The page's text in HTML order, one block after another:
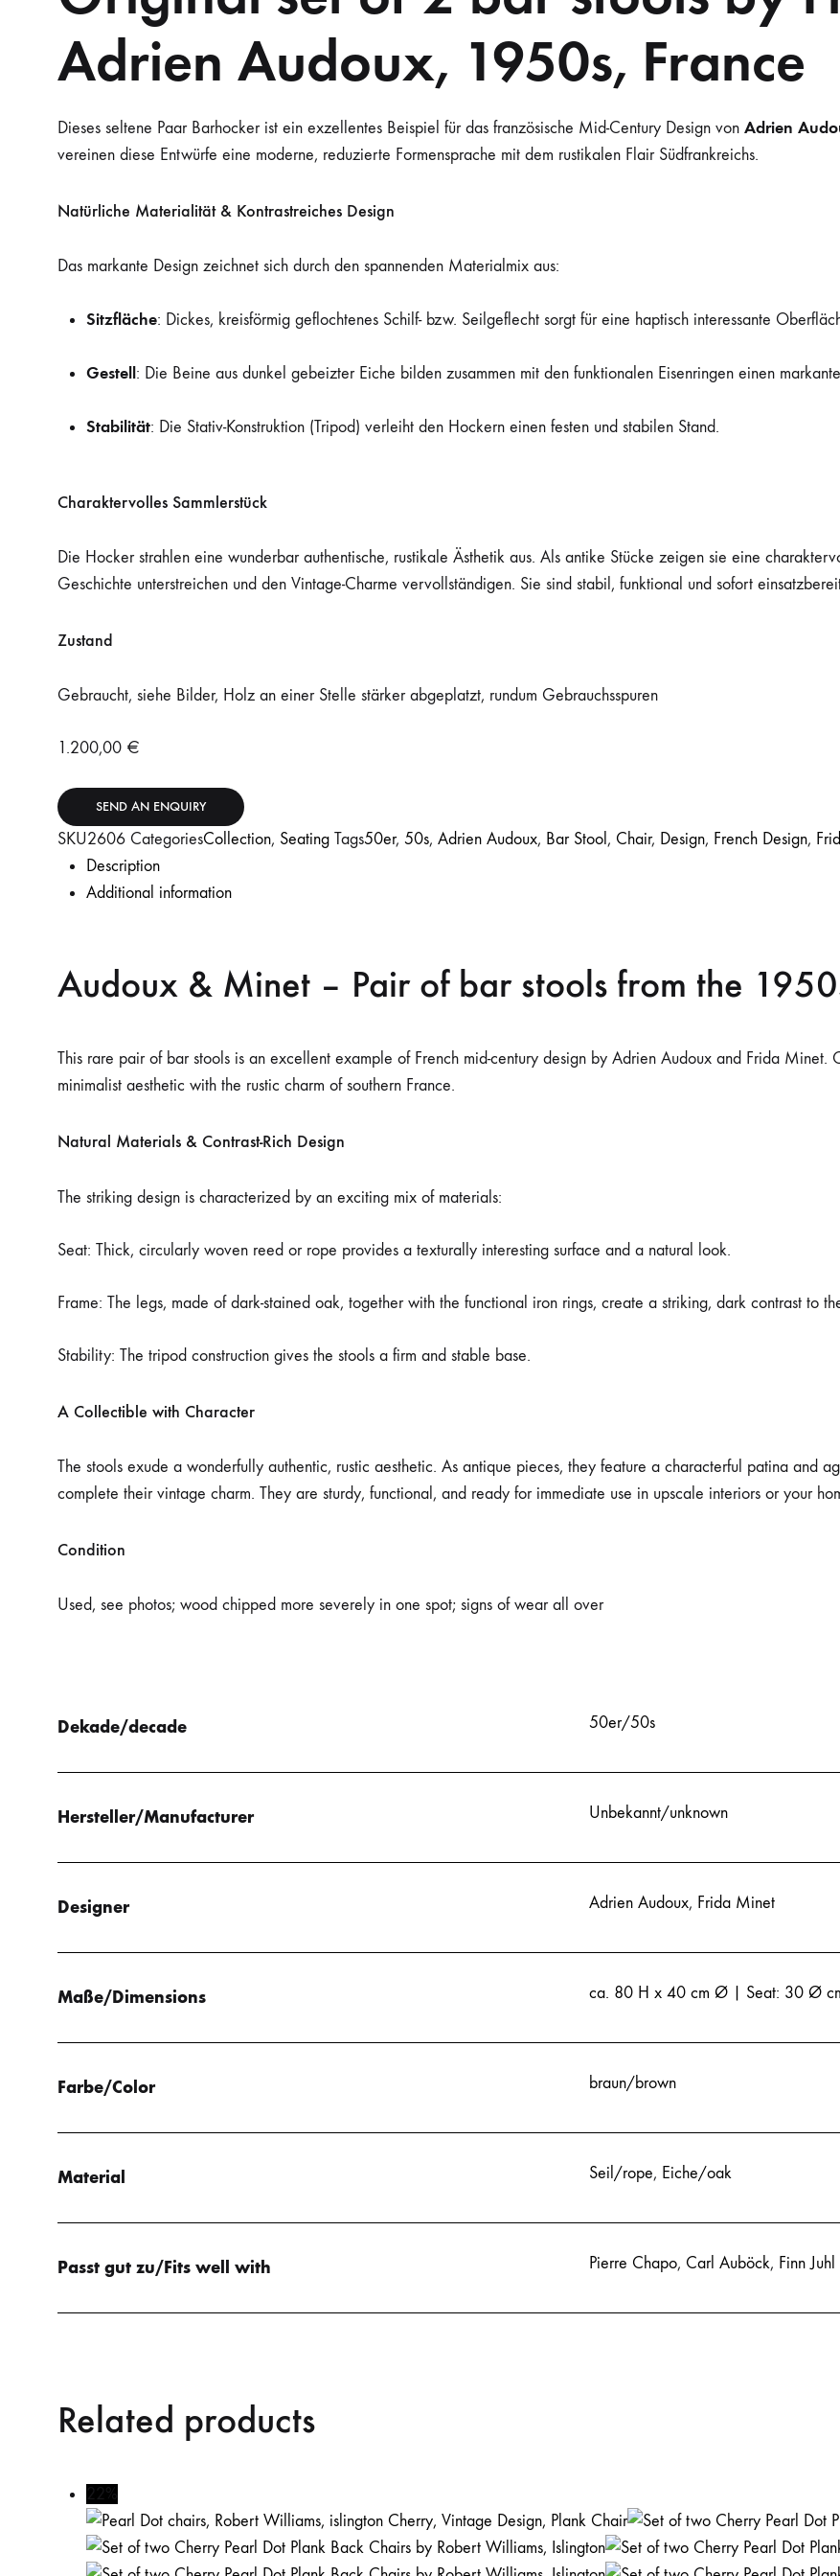
Adrien Audoux, 1950s, France
Dieses seltene Paar Barhocker ist ein exzellentes Beispiel für das französische Mid-Century Design von Adrien
vereinen diese Entwürfe eine moderne, reduzierte Formensprache mit dem rustikalen Flair Südfrankreichs.
Natürliche Materialität & Kontrastreiches Design
Das markante Design zeichnet sich durch den spannenden Materialmix aus:
Sitzfläche: Dickes, kreisförmig geflochtenes Schilf- bzw. Seilgeflecht sorgt für eine haptisch interessante
Gestell: Die Beine aus dunkel gebeizter Eiche bilden zusammen mit den funktionalen Eisenringen einen
Stabilität: Die Stativ-Konstruktion (Tripod) verleiht den Hockern einen festen und stabilen Stand.
Charaktervolles Sammlerstück
Die Hocker strahlen eine wunderbar authentische, rustikale Ästhetik aus. Als antike Stücke zeigen sie eine
Geschichte unterstreichen und den Vintage-Charme vervollständigen. Sie sind stabil, funktional und sofort
Zustand
Gebraucht, siehe Bilder, Holz an einer Stelle stärker abgeplatzt, rundum Gebrauchsspuren
1.200,00 €
SEND AN ENQUIRY
SKU2606 CategoriesCollection, Seating Tags50er, 50s, Adrien Audoux, Bar Stool, Chair, Design, French Design,
Description
Additional information
Audoux & Minet – Pair of bar stools from the
This rare pair of bar stools is an excellent example of French mid-century design by Adrien Audoux and Frida Minet.
minimalist aesthetic with the rustic charm of southern France.
Natural Materials & Contrast-Rich Design
The striking design is characterized by an exciting mix of materials:
Seat: Thick, circularly woven reed or rope provides a texturally interesting surface and a natural look.
Frame: The legs, made of dark-stained oak, together with the functional iron rings, create a striking, dark contrast to
Stability: The tripod construction gives the stools a firm and stable base.
A Collectible with Character
The stools exude a wonderfully authentic, rustic aesthetic. As antique pieces, they feature a characterful patina and
complete their vintage charm. They are sturdy, functional, and ready for immediate use in upscale interiors or your
Condition
Used, see photos; wood chipped more severely in one spot; signs of wear all over
Dekade/decade 50er/50s
Hersteller/Manufacturer Unbekannt/unknown
Designer Adrien Audoux, Frida Minet
Maße/Dimensions ca. 80 H x 40 cm Ø | Seat: 30 Ø
Farbe/Color braun/brown
Material Seil/rope, Eiche/oak
Passt gut zu/Fits well with Pierre Chapo, Carl Auböck, Finn Juhl
Related products
22%